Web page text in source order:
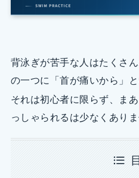
背泳ぎが苦手な人はたくさ
の一つに「首が痛いから」
それは初心者に限らず、ま
っしゃられるは少なくありま